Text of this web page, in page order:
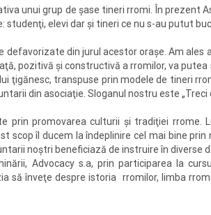
unui grup de şase tineri rromi. În prezent
elevi dar şi tineri ce nu s-au putut
din jurul acestor oraşe. Am ales
pozitivă şi constructivă a rromilor, va putea
ţigănesc, transpuse prin modele de tineri
din asociaţie. Sloganul nostru este „Treci
prin promovarea culturii şi tradiţiei rrome.
îl ducem la îndeplinire cel mai bine
noştri beneficiază de instruire în diverse
Advocacy s.a, prin participarea la
să înveţe despre istoria rromilor, limba